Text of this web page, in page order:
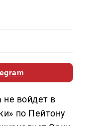
не войдет в
по Пейтону